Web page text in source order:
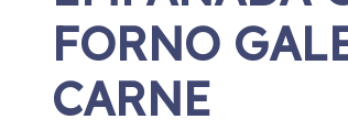
FORNO
CARNE